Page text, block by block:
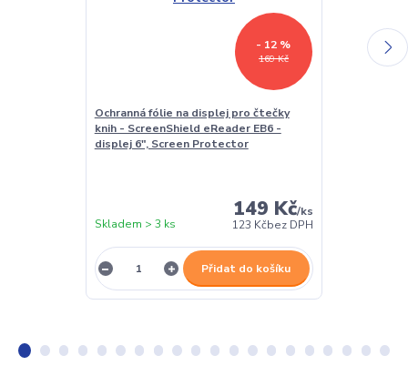
169 Kč
- 12 %
Ochranná fólie na displej pro čtečky
knih - ScreenShield eReader EB6 -
displej 6", Screen Protector
149 Kč/ks
123 Kčbez DPH
Skladem > 3 ks
Přidat do košíku